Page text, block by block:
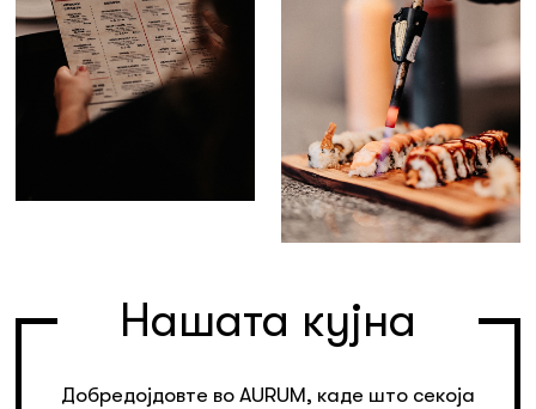
Нашата кујна
Добредојдовте во AURUM, каде што секоја